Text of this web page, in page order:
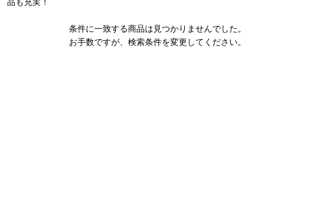
品も充実！
条件に一致する商品は見つかりませんでした。
お手数ですが、検索条件を変更してください。